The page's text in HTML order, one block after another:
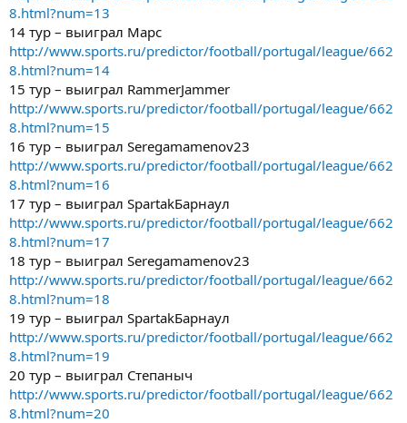
8.html?num=13
14 тур – выиграл Марс
http://www.sports.ru/predictor/football/portugal/league/662
8.html?num=14
15 тур – выиграл RammerJammer
http://www.sports.ru/predictor/football/portugal/league/662
8.html?num=15
16 тур – выиграл Seregamamenov23
http://www.sports.ru/predictor/football/portugal/league/662
8.html?num=16
17 тур – выиграл SpartakБарнаул
http://www.sports.ru/predictor/football/portugal/league/662
8.html?num=17
18 тур – выиграл Seregamamenov23
http://www.sports.ru/predictor/football/portugal/league/662
8.html?num=18
19 тур – выиграл SpartakБарнаул
http://www.sports.ru/predictor/football/portugal/league/662
8.html?num=19
20 тур – выиграл Степаныч
http://www.sports.ru/predictor/football/portugal/league/662
8.html?num=20